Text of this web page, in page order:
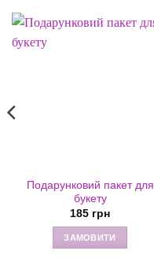
Подарунковий пакет для
букету
185 грн
ЗАМОВИТИ